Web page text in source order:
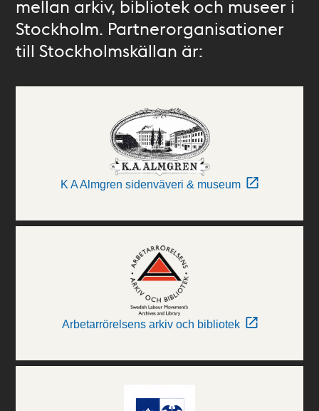
mellan arkiv, bibliotek och museer i
Stockholm. Partnerorganisationer
till Stockholmskällan är:
K A Almgren sidenväveri & museum
Arbetarrörelsens arkiv och bibliotek